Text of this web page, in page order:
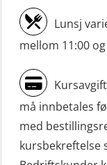
Mann-
båt m/
(OSE114)
Mann-
båt m/
(OSE151)
Mann-
Lunsj
mellom 11:00 og
må innbetales
med
kursbekreftelse